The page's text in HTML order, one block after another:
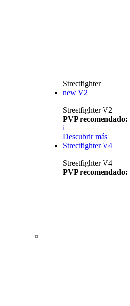
Streetfighter
new V2
Streetfighter V2
PVP recomendado:
i
Descubrir más
Streetfighter V4
Streetfighter V4
PVP recomendado: